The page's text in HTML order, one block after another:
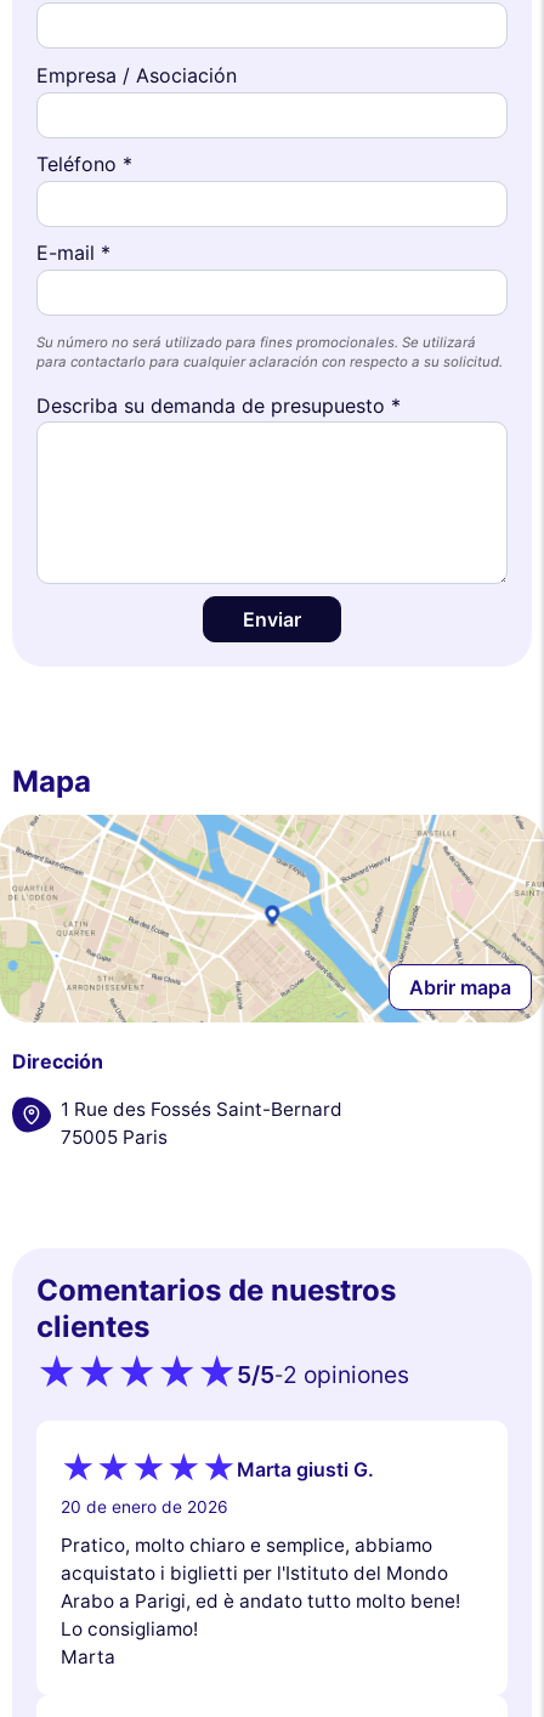
Empresa / Asociación
Teléfono *
E-mail *
Su número no será utilizado para fines promocionales. Se utilizará
para contactarlo para cualquier aclaración con respecto a su solicitud.
Describa su demanda de presupuesto *
Enviar
Mapa
Abrir mapa
Dirección
1 Rue des Fossés Saint-Bernard
75005 Paris
Comentarios de nuestros
clientes
5/5-2 opiniones
Marta giusti G.
20 de enero de 2026
Pratico, molto chiaro e semplice, abbiamo
acquistato i biglietti per l'Istituto del Mondo
Arabo a Parigi, ed è andato tutto molto bene!
Lo consigliamo!
Marta